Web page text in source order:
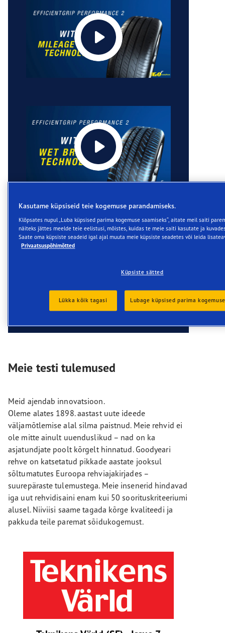
Meie testi tulemused
Meid ajendab innovatsioon.
Oleme alates 1898. aastast uute ideede
väljamõtlemise alal silma paistnud. Meie rehvid ei
ole mitte ainult uuenduslikud – nad on ka
asjatundjate poolt kõrgelt hinnatud. Goodyeari
rehve on katsetatud pikkade aastate jooksul
sõltumatutes Euroopa rehviajakirjades –
suurepäraste tulemustega. Meie insenerid hindavad
iga uut rehvidisaini enam kui 50 soorituskriteeriumi
alusel. Niiviisi saame tagada kõrge kvaliteedi ja
pakkuda teile paremat sõidukogemust.
Kasutame küpsiseid teie kogemuse parandamiseks.
Klõpsates nupul „Luba küpsised parima kogemuse saamiseks“, aitate meil saiti
näiteks jättes meelde teie eelistusi, mõistes, kuidas te meie saiti kasutate ja
Saate oma küpsiste seadeid igal ajal muuta meie küpsiste seadetes või leida
Privaatsuspõhimõtted
Küpsiste sätted
Lükka kõik tagasi Lubage küpsised parima